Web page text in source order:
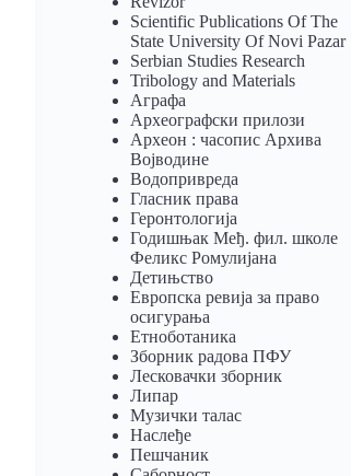
Scientific Publications Of The
State University Of Novi Pazar
Serbian Studies Research
Tribology and Materials
Аграфа
Археографски прилози
Археон : часопис Архива
Војводине
Водопривреда
Гласник права
Геронтологија
Годишњак Међ. фил. школе
Феликс Ромулијана
Детињство
Европска ревија за право
осигурања
Eтноботаника
Зборник радова ПФУ
Лесковачки зборник
Липар
Музички талас
Наслеђе
Пешчаник